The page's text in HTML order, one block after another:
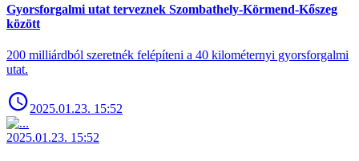
Gyorsforgalmi utat terveznek Szombathely-Körmend-Kőszeg
között
200 milliárdból szeretnék felépíteni a 40 kilométernyi gyorsforgalmi
utat.
2025.01.23. 15:52
2025.01.23. 15:52